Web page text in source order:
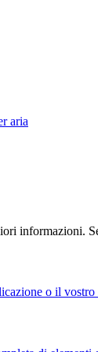
aria
informazioni.
o il vostro